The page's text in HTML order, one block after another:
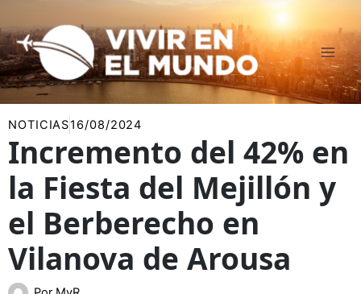
al
contenido
NOTICIAS16/08/2024
Incremento del 42% en
la Fiesta del Mejillón y
el Berberecho en
Vilanova de Arousa